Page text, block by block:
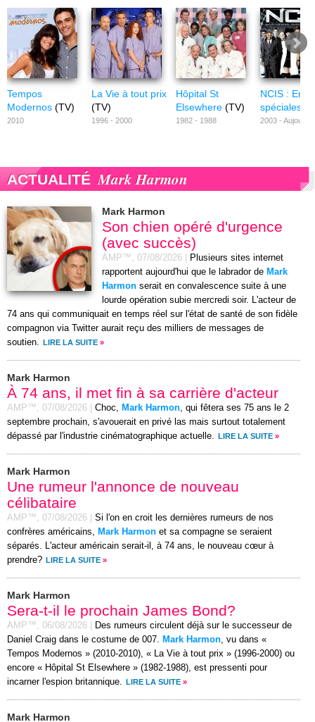
Tempos
Modernos (TV)
2010
La Vie à tout prix
(TV)
1996 - 2000
Hôpital St
Elsewhere (TV)
1982 - 1988
NCIS :
spéciales
2003 -
ACTUALITÉ Mark Harmon
Mark Harmon
Son chien opéré d'urgence
(avec succès)
AMP™, 07/08/2026
Plusieurs sites internet
rapportent aujourd'hui que le labrador de Mark
Harmon serait en convalescence suite à une
lourde opération subie mercredi soir. L'acteur de
74 ans qui communiquait en temps réel sur l'état de santé de son fidèle
compagnon via Twitter aurait reçu des milliers de messages de
soutien.
LIRE LA SUITE »
Mark Harmon
À 74 ans, il met fin à sa carrière d'acteur
AMP™, 07/08/2026 Choc, Mark Harmon, qui fêtera ses 75 ans le 2
septembre prochain, s'avouerait en privé las mais surtout totalement
dépassé par l'industrie cinématographique actuelle.
LIRE LA SUITE »
Mark Harmon
Une rumeur l'annonce de nouveau
célibataire
AMP™, 07/08/2026
Si l'on en croit les dernières rumeurs de nos
confrères américains, Mark Harmon et sa compagne se seraient
séparés. L'acteur américain serait-il, à 74 ans, le nouveau cœur à
prendre? LIRE LA SUITE »
Mark Harmon
Sera-t-il le prochain James Bond?
AMP™, 06/08/2026
Des rumeurs circulent déjà sur le successeur de
Daniel Craig dans le costume de 007. Mark Harmon, vu dans «
Tempos Modernos » (2010-2010), « La Vie à tout prix » (1996-2000) ou
encore « Hôpital St Elsewhere » (1982-1988), est pressenti pour
incarner l'espion britannique.
LIRE LA SUITE »
Mark Harmon